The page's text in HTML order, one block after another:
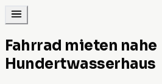
Fahrrad mieten nahe
Hundertwasserhaus